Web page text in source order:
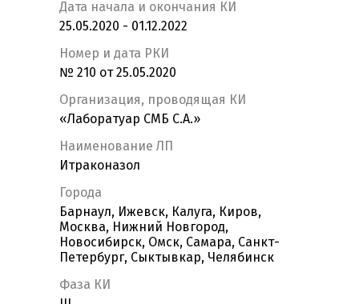
Дата начала и окончания КИ
25.05.2020 - 01.12.2022
Номер и дата РКИ
№ 210 от 25.05.2020
Организация, проводящая КИ
«Лаборатуар СМБ С.А.»
Наименование ЛП
Итраконазол
Города
Барнаул, Ижевск, Калуга, Киров,
Москва, Нижний Новгород,
Новосибирск, Омск, Самара, Санкт-
Петербург, Сыктывкар, Челябинск
Фаза КИ